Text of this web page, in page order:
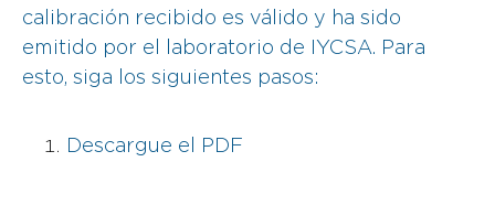
calibración recibido es válido y ha sido
emitido por el laboratorio de IYCSA. Para
esto, siga los siguientes pasos:
Descargue el PDF